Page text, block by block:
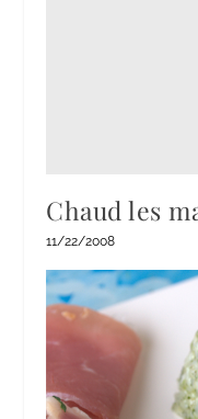
Chaud les
11/22/2008